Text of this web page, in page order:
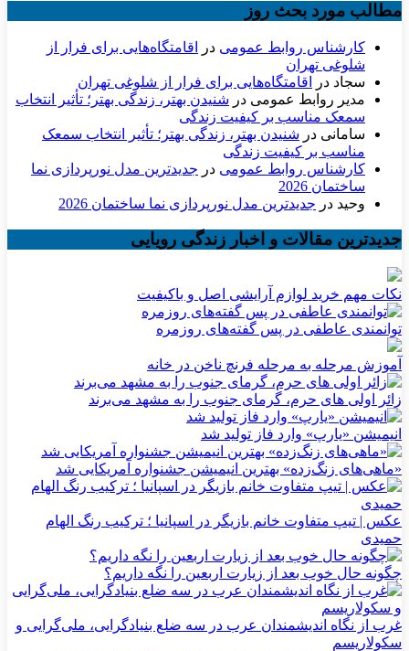
مطالب مورد بحث روز
کارشناس روابط عمومی در
اقامتگاه‌هایی برای فرار از
شلوغی تهران
سجاد در
اقامتگاه‌هایی برای فرار از شلوغی تهران
مدیر روابط عمومی در شنیدن بهتر، زندگی بهتر؛ تأثیر انتخاب
سمعک مناسب بر کیفیت زندگی
سامانی در شنیدن بهتر، زندگی بهتر؛ تأثیر انتخاب سمعک
مناسب بر کیفیت زندگی
کارشناس روابط عمومی در جدیدترین مدل نورپردازی نما
ساختمان 2026
وحید در جدیدترین مدل نورپردازی نما ساختمان 2026
جدیدترین مقالات و اخبار زندگی رویایی
نکات مهم خرید لوازم آرایشی اصل و باکیفیت
توانمندی عاطفی در پس گفته‌های روزمره
آموزش مرحله به مرحله فرنچ ناخن در خانه
زائر اولی های حرم، گرمای جنوب را به مشهد می‌برند
انیمیشن «یارپ» وارد فاز تولید شد
«ماهی‌های زنگ‌زده» بهترین انیمیشن جشنواره آمریکایی شد
عکس | تیپ متفاوت خانم بازیگر در اسپانیا ؛ ترکیب رنگ الهام
حمیدی
چگونه حال خوب بعد از زیارت اربعین را نگه داریم؟
غرب از نگاه اندیشمندان عرب در سه ضلع بنیادگرایی، ملی‌گرایی و
سکولاریسم